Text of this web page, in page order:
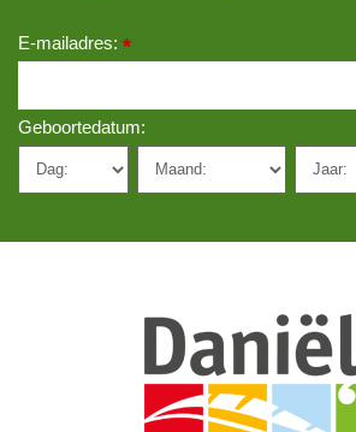
E-mailadres: *
Geboortedatum: